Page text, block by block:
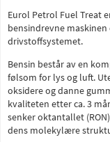
Eurol Petrol Fuel Treat
bensindrevne
drivstoffsystemet.
Bensin består av en
følsom for lys og luft.
oksidere og danne
kvaliteten etter ca. 3
senker oktantallet
dens molekylære